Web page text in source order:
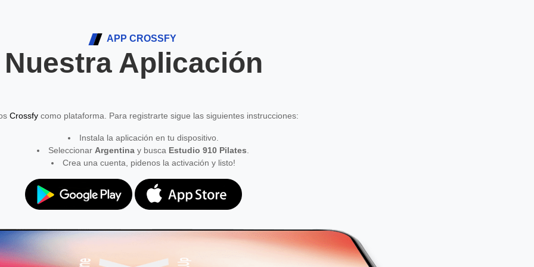
APP CROSSFY
Nuestra Aplicación
Crossfy como plataforma. Para registrarte sigue las siguientes instrucciones:
Instala la aplicación en tu dispositivo.
Seleccionar Argentina y busca Estudio 910 Pilates
Crea una cuenta, pidenos la activación y listo!